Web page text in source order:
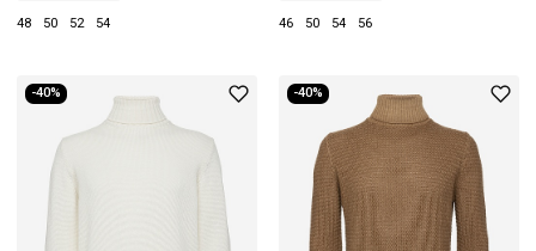
48 50 52 54 46 50 54 56
-40% -40%